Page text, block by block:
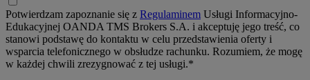
Potwierdzam zapoznanie się z Regulaminem Usługi Informacyjno-
Edukacyjnej OANDA TMS Brokers S.A. i akceptuję jego treść, co
stanowi podstawę do kontaktu w celu przedstawienia oferty i
wsparcia telefonicznego w obsłudze rachunku. Rozumiem, że mogę
w każdej chwili zrezygnować z tej usługi.*